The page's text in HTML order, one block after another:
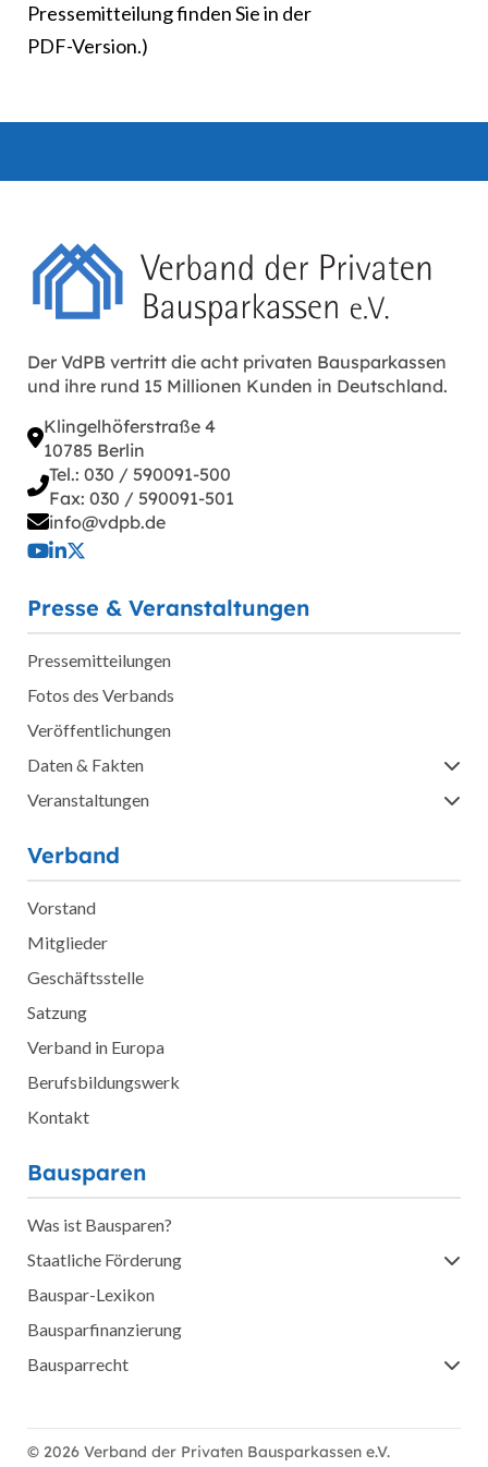
Pressemitteilung finden Sie in der
PDF-Version.)
Der VdPB vertritt die acht privaten Bausparkassen
und ihre rund 15 Millionen Kunden in Deutschland.
Klingelhöferstraße 4
10785 Berlin
Tel.: 030 / 590091-500
Fax: 030 / 590091-501
info@vdpb.de
Presse & Veranstaltungen
Pressemitteilungen
Fotos des Verbands
Veröffentlichungen
Daten & Fakten
Veranstaltungen
Verband
Vorstand
Mitglieder
Geschäftsstelle
Satzung
Verband in Europa
Berufsbildungswerk
Kontakt
Bausparen
Was ist Bausparen?
Staatliche Förderung
Bauspar-Lexikon
Bausparfinanzierung
Bausparrecht
© 2026 Verband der Privaten Bausparkassen e.V.